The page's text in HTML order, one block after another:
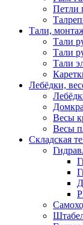
Петли
Тали,
Тали
Тали
Тали
Лебёдки,
Весы
Весы
Складская